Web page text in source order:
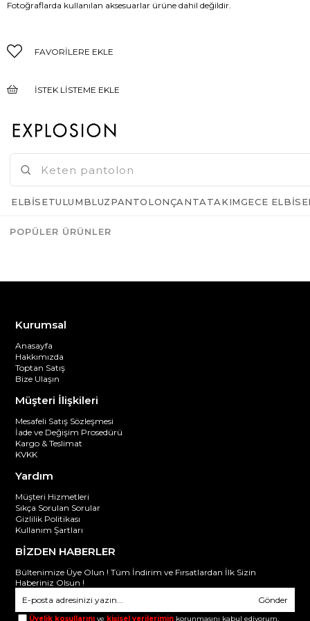
Fotoğraflarda kullanılan aksesuarlar ürüne dahil değildir.
FAVORILERE EKLE
İSTEK LISTEME EKLE
Kurumsal
Anasayfa
Hakkımızda
Toptan Satış
Bize Ulaşın
Müşteri İlişkileri
Mesafeli Satış Sözleşmesi
İade ve Değişim Prosedürü
Kargo & Teslimat
KVKK
Yardım
Müşteri Hizmetleri
Sıkça Sorulan Sorular
Gizlilik Politikası
Kullanım Şartları
BİZDEN HABERLER
Bültenimize Üye Olun ! Tüm İndirim ve Fırsatlardan İlk Sizin
Haberiniz Olsun !
Gönder
Üyelik koşullarını ve kişisel verilerimin korunmasını kabul ediyorum.
ELBISETULUMBLUZPANTOLONÇANTATAKIMGECE
POPÜLER ÜRÜNLER